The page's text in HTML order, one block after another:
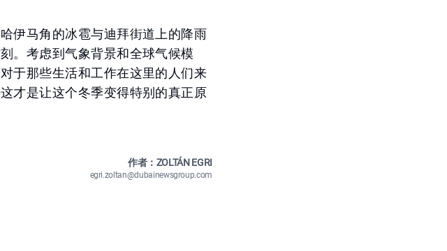
伊马角的冰雹与迪拜街道上的降雨
。考虑到气象背景和全球气候模
于那些生活和工作在这里的人们来
才是让这个冬季变得特别的真正原
作者：ZOLTÁN EGRI
egri.zoltan@dubainewsgroup.com